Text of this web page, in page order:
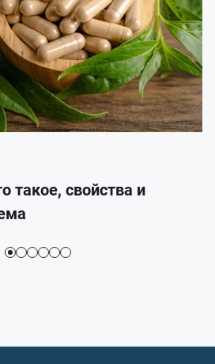
такое, свойства и